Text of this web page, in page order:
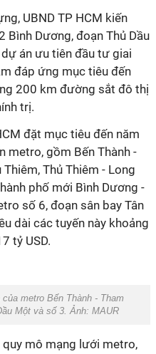
UBND TP HCM kiến
Bình Dương, đoạn Thủ Dầu
án ưu tiên đầu tư giai
đáp ứng mục tiêu đến
200 km đường sắt đô thị
trị.
đặt mục tiêu đến năm
metro, gồm Bến Thành -
Thủ Thiêm - Long
phố mới Bình Dương -
số 6, đoạn sân bay Tân
dài các tuyến này khoảng
tỷ USD.
metro Bến Thành - Tham
Một và số 3. Ảnh: MAUR
quy mô mạng lưới metro,